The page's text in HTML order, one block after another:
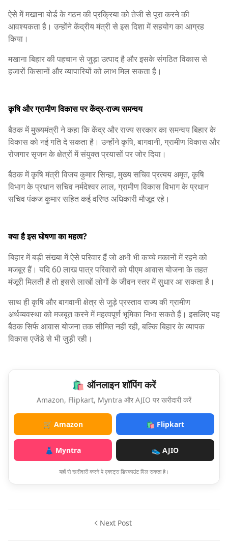
ऐसे में मखाना बोर्ड के गठन की प्रक्रिया को तेजी से पूरा करने की
आवश्यकता है। उन्होंने केंद्रीय मंत्री से इस दिशा में सहयोग का आग्रह
किया।
मखाना बिहार की पहचान से जुड़ा उत्पाद है और इसके संगठित विकास से
हजारों किसानों और व्यापारियों को लाभ मिल सकता है।
कृषि और ग्रामीण विकास पर केंद्र-राज्य समन्वय
बैठक में मुख्यमंत्री ने कहा कि केंद्र और राज्य सरकार का समन्वय बिहार के
विकास को नई गति दे सकता है। उन्होंने कृषि, बागवानी, ग्रामीण विकास और
रोजगार सृजन के क्षेत्रों में संयुक्त प्रयासों पर जोर दिया।
बैठक में कृषि मंत्री विजय कुमार सिन्हा, मुख्य सचिव प्रत्यय अमृत, कृषि
विभाग के प्रधान सचिव नर्मदेश्वर लाल, ग्रामीण विकास विभाग के प्रधान
सचिव पंकज कुमार सहित कई वरिष्ठ अधिकारी मौजूद रहे।
क्या है इस घोषणा का महत्व?
बिहार में बड़ी संख्या में ऐसे परिवार हैं जो अभी भी कच्चे मकानों में रहने को
मजबूर हैं। यदि 60 लाख पात्र परिवारों को पीएम आवास योजना के तहत
मंजूरी मिलती है तो इससे लाखों लोगों के जीवन स्तर में सुधार आ सकता है।
साथ ही कृषि और बागवानी क्षेत्र से जुड़े प्रस्ताव राज्य की ग्रामीण
अर्थव्यवस्था को मजबूत करने में महत्वपूर्ण भूमिका निभा सकते हैं। इसलिए यह
बैठक सिर्फ आवास योजना तक सीमित नहीं रही, बल्कि बिहार के व्यापक
विकास एजेंडे से भी जुड़ी रही।
🛍️ ऑनलाइन शॉपिंग करें
Amazon, Flipkart, Myntra और AJIO पर खरीदारी करें
🛒 Amazon 🛍️ Flipkart
👗 Myntra 👟 AJIO
यहाँ से खरीदारी करने पे एक्स्ट्रा डिस्काउंट मिल सकता है।
Next Post